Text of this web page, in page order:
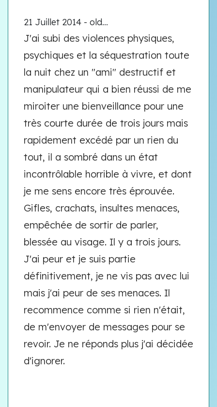
21 Juillet 2014 - old...
J'ai subi des violences physiques,
psychiques et la séquestration toute
la nuit chez un "ami" destructif et
manipulateur qui a bien réussi de me
miroiter une bienveillance pour une
très courte durée de trois jours mais
rapidement excédé par un rien du
tout, il a sombré dans un état
incontrôlable horrible à vivre, et dont
je me sens encore très éprouvée.
Gifles, crachats, insultes menaces,
empêchée de sortir de parler,
blessée au visage. Il y a trois jours.
J'ai peur et je suis partie
définitivement, je ne vis pas avec lui
mais j'ai peur de ses menaces. Il
recommence comme si rien n'était,
de m'envoyer de messages pour se
revoir. Je ne réponds plus j'ai décidée
d'ignorer.